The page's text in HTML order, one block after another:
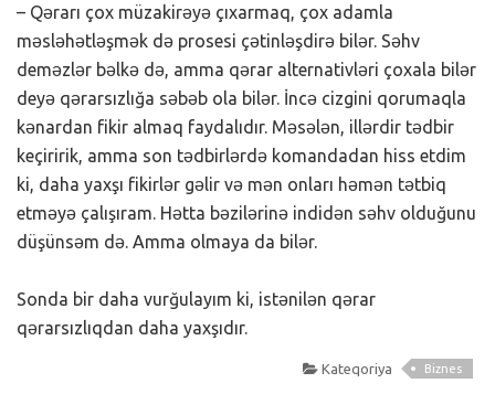
– Qərarı çox müzakirəyə çıxarmaq, çox adamla
məsləhətləşmək də prosesi çətinləşdirə bilər. Səhv
deməzlər bəlkə də, amma qərar alternativləri çoxala bilər
deyə qərarsızlığa səbəb ola bilər. İncə cizgini qorumaqla
kənardan fikir almaq faydalıdır. Məsələn, illərdir tədbir
keçiririk, amma son tədbirlərdə komandadan hiss etdim
ki, daha yaxşı fikirlər gəlir və mən onları həmən tətbiq
etməyə çalışıram. Hətta bəzilərinə indidən səhv olduğunu
düşünsəm də. Amma olmaya da bilər.
Sonda bir daha vurğulayım ki, istənilən qərar
qərarsızlıqdan daha yaxşıdır.
Kateqoriya Biznes